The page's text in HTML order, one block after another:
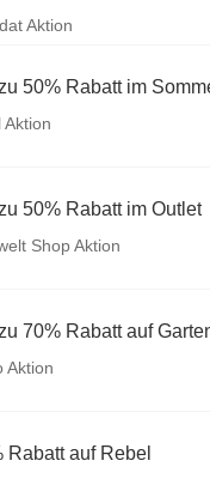
Aktion
50% Rabatt im
Aktion
50% Rabatt im Outlet
Shop Aktion
70% Rabatt auf
Aktion
Rabatt auf Rebel